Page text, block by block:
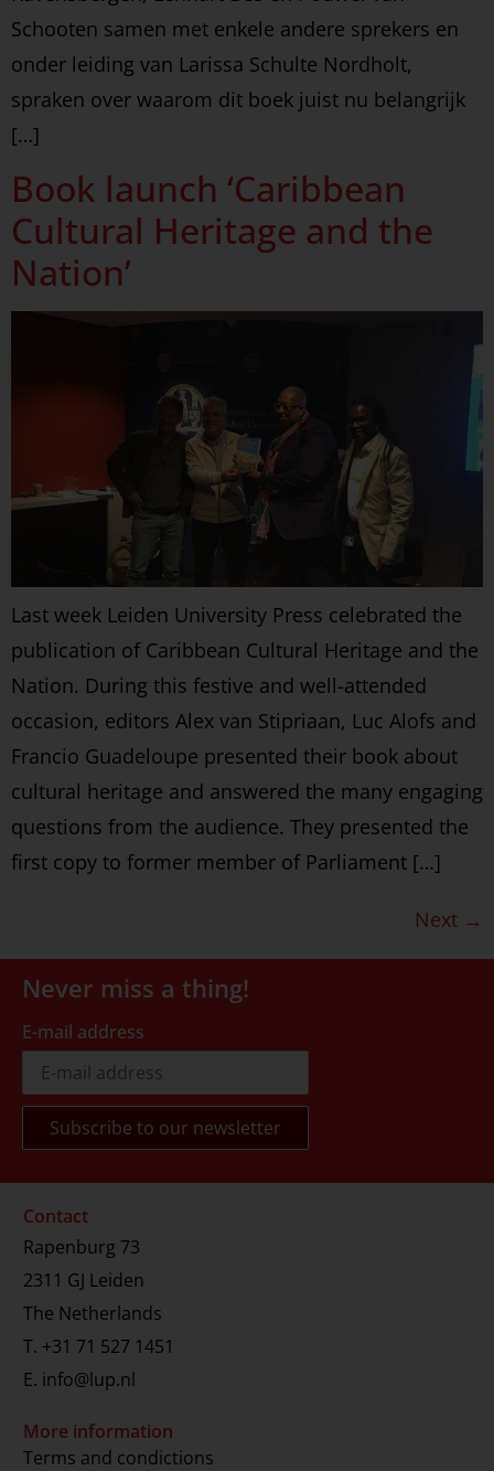
Schooten samen met enkele andere sprekers en
onder leiding van Larissa Schulte Nordholt,
spraken over waarom dit boek juist nu belangrijk
[…]
Book launch ‘Caribbean
Cultural Heritage and the
Nation’
Last week Leiden University Press celebrated the
publication of Caribbean Cultural Heritage and the
Nation. During this festive and well-attended
occasion, editors Alex van Stipriaan, Luc Alofs and
Francio Guadeloupe presented their book about
cultural heritage and answered the many engaging
questions from the audience. They presented the
first copy to former member of Parliament […]
Next →
Never miss a thing!
E-mail address
Contact
Rapenburg 73
2311 GJ Leiden
The Netherlands
T. +31 71 527 1451
E. info@lup.nl
More information
Terms and condictions